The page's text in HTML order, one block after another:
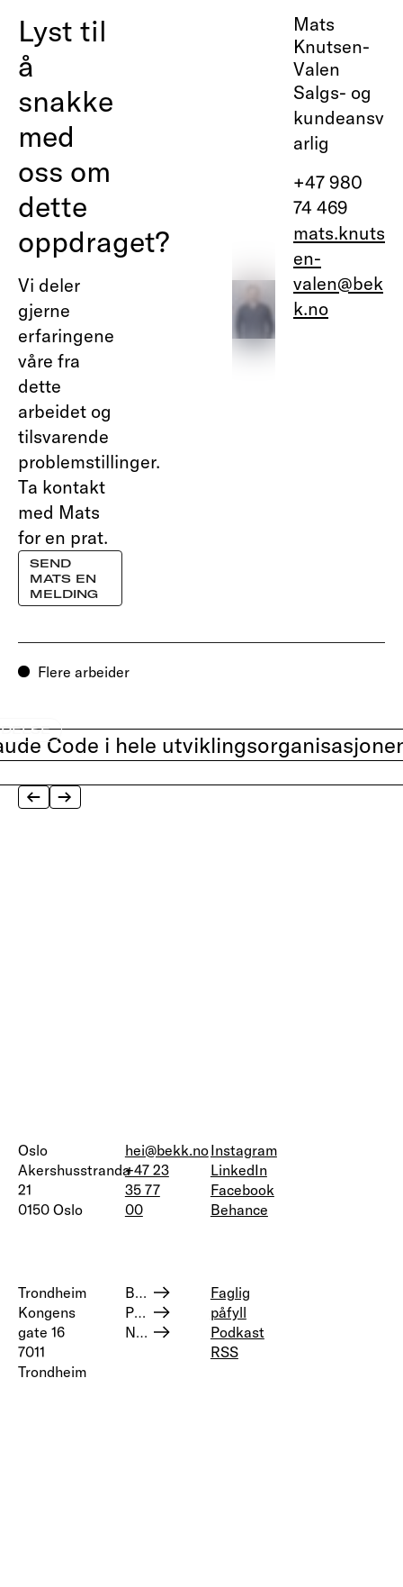
Lyst til
å
snakke
med
oss om
dette
oppdraget?
Vi deler
gjerne
erfaringene
våre fra
dette
arbeidet og
tilsvarende
problemstillinger.
Ta kontakt
med Mats
for en prat.
SEND
MATS EN
MELDING
Mats
Knutsen-
Valen
Salgs- og
kundeansv
arlig
+47 980
74 469
mats.knuts
en-
valen@bek
k.no
Flere arbeider
Code i hele
Oslo
Akershusstranda
21
0150 Oslo
Trondheim
Kongens
gate 16
7011
Trondheim
hei@bekk.no
+47 23
35 77
00
Bærekraft og samfunnsansvar
Personvern
Nettstedskart
Instagram
LinkedIn
Facebook
Behance
Faglig
påfyll
Podkast
RSS